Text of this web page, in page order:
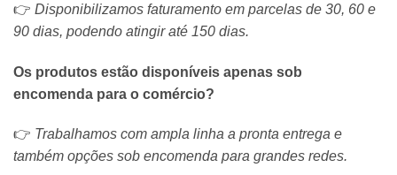
👉 Disponibilizamos faturamento em parcelas de 30, 60 e
90 dias, podendo atingir até 150 dias.
Os produtos estão disponíveis apenas sob
encomenda para o comércio?
👉 Trabalhamos com ampla linha a pronta entrega e
também opções sob encomenda para grandes redes.